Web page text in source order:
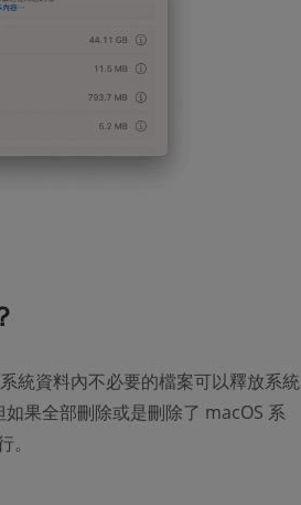
統資料內不必要的檔案可以釋放系統
果全部刪除或是刪除了 macOS 系